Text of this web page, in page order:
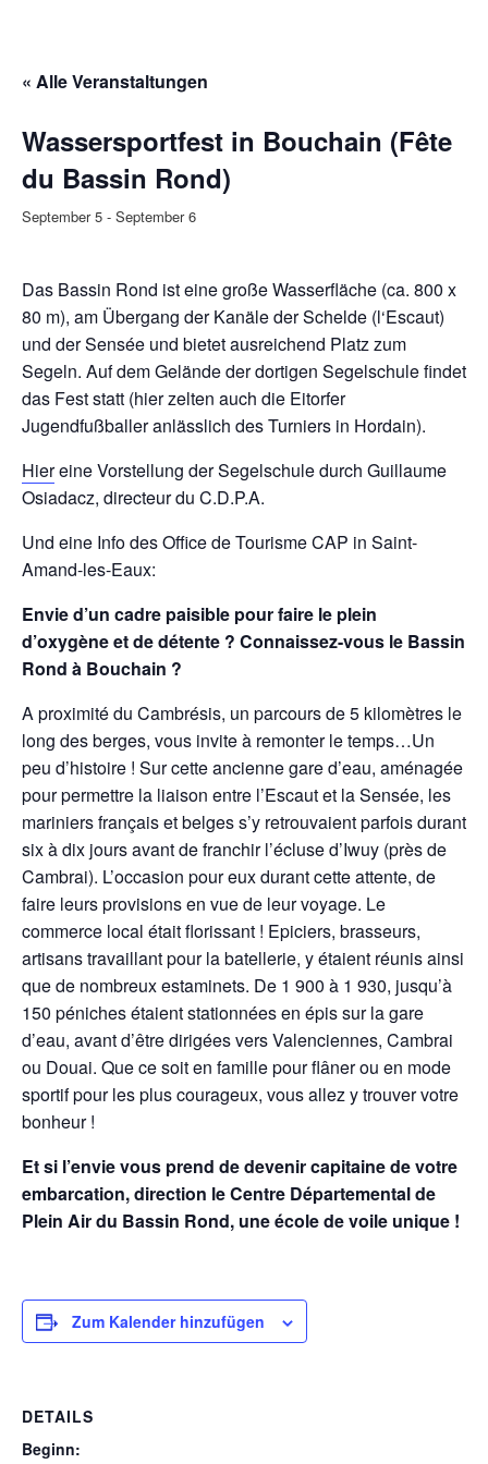
« Alle Veranstaltungen
Wassersportfest in Bouchain (Fête
du Bassin Rond)
September 5 - September 6
Das Bassin Rond ist eine große Wasserfläche (ca. 800 x
80 m), am Übergang der Kanäle der Schelde (l‘Escaut)
und der Sensée und bietet ausreichend Platz zum
Segeln. Auf dem Gelände der dortigen Segelschule findet
das Fest statt (hier zelten auch die Eitorfer
Jugendfußballer anlässlich des Turniers in Hordain).
Hiereine Vorstellung der Segelschule durch Guillaume
Osiadacz, directeur du C.D.P.A.
Und eine Info des Office de Tourisme CAP in Saint-
Amand-les-Eaux:
Envie d’un cadre paisible pour faire le plein
d’oxygène et de détente ? Connaissez-vous le Bassin
Rond à Bouchain ?
A proximité du Cambrésis, un parcours de 5 kilomètres le
long des berges, vous invite à remonter le temps…Un
peu d’histoire ! Sur cette ancienne gare d’eau, aménagée
pour permettre la liaison entre l’Escaut et la Sensée, les
mariniers français et belges s’y retrouvaient parfois durant
six à dix jours avant de franchir l’écluse d’Iwuy (près de
Cambrai). L’occasion pour eux durant cette attente, de
faire leurs provisions en vue de leur voyage. Le
commerce local était florissant ! Epiciers, brasseurs,
artisans travaillant pour la batellerie, y étaient réunis ainsi
que de nombreux estaminets. De 1 900 à 1 930, jusqu’à
150 péniches étaient stationnées en épis sur la gare
d’eau, avant d’être dirigées vers Valenciennes, Cambrai
ou Douai. Que ce soit en famille pour flâner ou en mode
sportif pour les plus courageux, vous allez y trouver votre
bonheur !
Et si l’envie vous prend de devenir capitaine de votre
embarcation, direction le Centre Départemental de
Plein Air du Bassin Rond, une école de voile unique !
Zum Kalender hinzufügen
DETAILS
Beginn: